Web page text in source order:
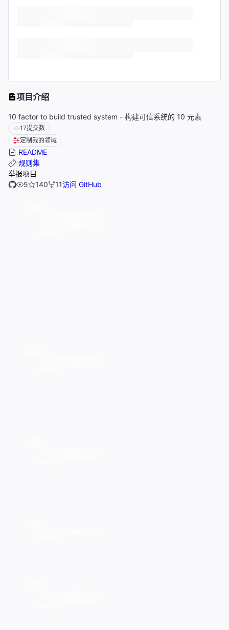
项目介绍
10 factor to build trusted system - 构建可信系统的 10 元素
17提交数
定制我的领域
README
规则集
举报项目
5
140 11访问 GitHub